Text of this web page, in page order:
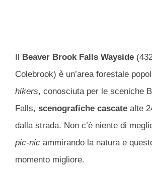
Il Beaver Brook Falls Wayside
Colebrook) è un’area forestale
hikers, conosciuta per le sceniche
Falls, scenografiche cascate alte
dalla strada. Non c’è niente di
pic-nic ammirando la natura e
momento migliore.